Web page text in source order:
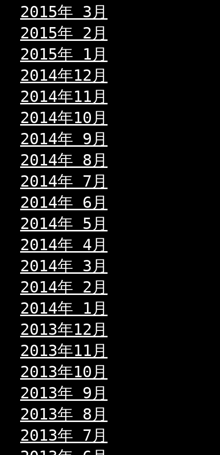
2015年 3月
2015年 2月
2015年 1月
2014年12月
2014年11月
2014年10月
2014年 9月
2014年 8月
2014年 7月
2014年 6月
2014年 5月
2014年 4月
2014年 3月
2014年 2月
2014年 1月
2013年12月
2013年11月
2013年10月
2013年 9月
2013年 8月
2013年 7月